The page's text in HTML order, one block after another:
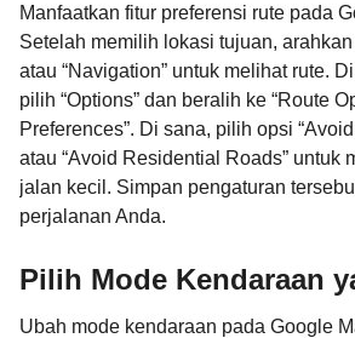
Manfaatkan fitur preferensi rute pada
Setelah memilih lokasi tujuan, arahkan
atau “Navigation” untuk melihat rute.
pilih “Options” dan beralih ke “Route
Preferences”. Di sana, pilih opsi
atau “Avoid Residential Roads” untuk
jalan kecil. Simpan pengaturan
perjalanan Anda.
Pilih Mode Kendaraan
Ubah mode kendaraan pada Google